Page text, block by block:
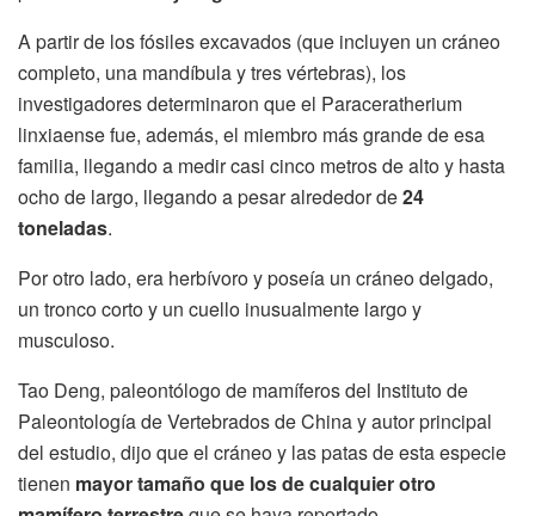
A partir de los fósiles excavados (que incluyen un cráneo
completo, una mandíbula y tres vértebras), los
investigadores determinaron que el Paraceratherium
linxiaense fue, además, el miembro más grande de esa
familia, llegando a medir casi cinco metros de alto y hasta
ocho de largo, llegando a pesar alrededor de24
toneladas.
Por otro lado, era herbívoro y poseía un cráneo delgado,
un tronco corto y un cuello inusualmente largo y
musculoso.
Tao Deng, paleontólogo de mamíferos del Instituto de
Paleontología de Vertebrados de China y autor principal
del estudio, dijo que el cráneo y las patas de esta especie
tienen mayor tamaño que los de cualquier otro